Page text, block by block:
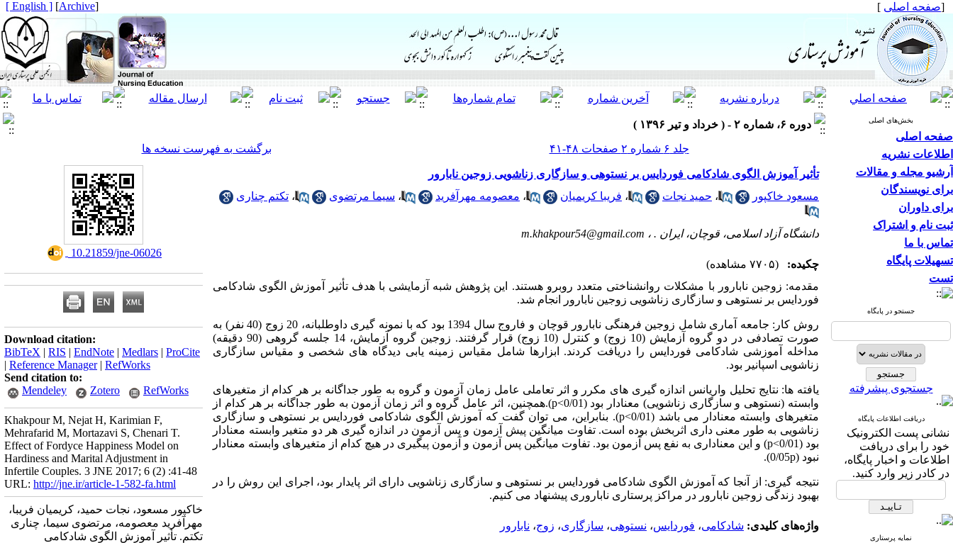
[صفحه اصلی ]
[
Archive
]
[ English ]
بخش‌های اصلی
صفحه اصلی
اطلاعات نشریه
آرشیو مجله و مقالات
برای نویسندگان
برای داوران
ثبت نام و اشتراک
تماس با ما
تسهیلات پایگاه
تست
جستجو در پایگاه
جستجوی پیشرفته
دریافت اطلاعات پایگاه
نشانی پست الکترونیک
خود را برای دریافت
اطلاعات و اخبار پایگاه،
در کادر زیر وارد کنید.
نمایه پرستاری
دوره ۶، شماره ۲ - ( خرداد و تیر ۱۳۹۶ )
جلد ۶ شماره ۲ صفحات ۴۸-۴۱
برگشت به فهرست نسخه ها
تأثیر آموزش الگوی شادکامی فوردایس بر نستوهی و سازگاری زناشویی زوجین نابارور
مسعود خاکپور
، حمید نجات ، فریبا کریمیان ، معصومه مهرآفرید ، سیما مرتضوی ، تکتم چناری
دانشگاه آزاد اسلامی، قوچان، ایران . ، m.khakpour54@gmail.com
چکیده:
(۷۷۰۵ مشاهده)
مقدمه: زوجین نابارور با مشکلات روانشناختی متعدد روبرو هستند. این پژوهش شبه آزمایشی با هدف تأثیر آموزش الگوی شادکامی
فوردایس بر نستوهی و سازگاری زناشویی زوجین نابارور انجام شد.
روش کار: جامعه آماری شامل زوجین فرهنگی نابارور قوچان و فاروج سال 1394 بود که با نمونه گیری داوطلبانه، 20 زوج (40 نفر) به
صورت تصادفی در دو گروه آزمایش (10 زوج) و کنترل (10 زوج) قرار گرفتند. زوجین گروه آزمایش، 14 جلسه گروهی (90 دقیقه)
مداخله آموزشی شادکامی فوردایس را دریافت کردند. ابزارها شامل مقیاس زمینه یابی دیدگاه های شخصی و مقیاس سازگاری
زناشویی اسپانیر بود.
یافته ها: نتایج تحلیل واریانس اندازه گیری های مکرر و اثر تعاملی عامل زمان آزمون و گروه به طور جداگانه بر هر کدام از متغیرهای
وابسته (نستوهی و سازگاری زناشویی) معنادار بود (0/01>p).همچنین، اثر عامل گروه و اثر زمان آزمون به طور جداگانه بر هر کدام از
متغیرهای وابسته معنادار می باشد (0/01>p). بنابراین، می توان گفت که آموزش الگوی شادکامی فوردایس بر نستوهی و سازگاری
زناشویی به طور معنی داری اثربخش بوده است. تفاوت میانگین پیش آزمون و پس آزمون در اندازه گیری هر دو متغیر وابسته معنادار
بود (0/01>p) و این معناداری به نفع پس آزمون بود. تفاوت میانگین پس آزمون و آزمون پیگیری در هیچ کدام از متغیرهای وابسته معنادار
نبود (0/05p).
نتیجه گیری: از آنجا که آموزش الگوی شادکامی فوردایس بر نستوهی و سازگاری زناشویی دارای اثر پایدار بود، اجرای این روش را در
بهبود زندگی زوجین نابارور در مراکز پرستاری ناباروری پیشنهاد می کنیم.
واژه‌های کلیدی: شادکامی، فوردایس، نستوهی، سازگاری، زوج، نابارور
‎ 10.21859/jne-06026
Download citation:
BibTeX | RIS | EndNote | Medlars | ProCite
| Reference Manager| RefWorks
Send citation to:
Mendeley
Zotero RefWorks
Khakpour M, Nejat H, Karimian F,
Mehrafarid M, Mortazavi S, Chenari T.
Effect of Fordyce Happiness Model on
Hardiness and Marital Adjustment in
Infertile Couples. 3 JNE 2017; 6 (2) :41-48
URL: http://jne.ir/article-1-582-fa.html
خاکپور مسعود، نجات حمید، کریمیان فریبا،
مهرآفرید معصومه، مرتضوی سیما، چناری
تکتم. تأثیر آموزش الگوی شادکامی